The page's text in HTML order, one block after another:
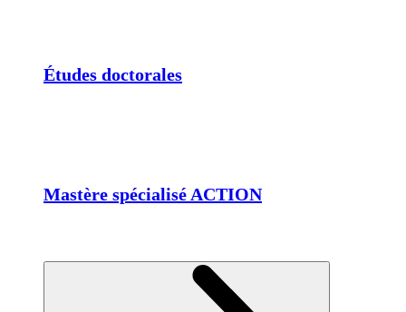
Études doctorales
Mastère spécialisé ACTION